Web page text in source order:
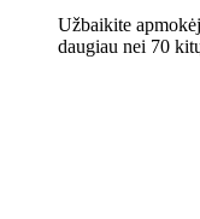
Užbaikite
daugiau nei 70